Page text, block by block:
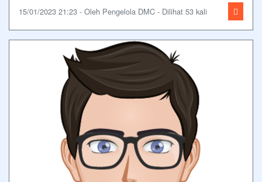
15/01/2023 21:23 - Oleh Pengelola DMC - Dilihat 53 kali